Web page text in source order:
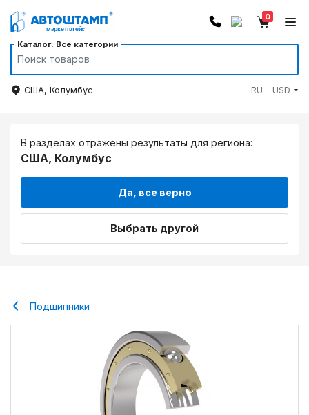
Каталог: Все категории
0
США, Колумбус RU - USD
В разделах отражены результаты для региона:
США, Колумбус
Да, все верно
Выбрать другой
Подшипники